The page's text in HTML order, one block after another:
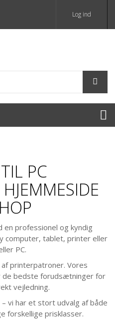
Log ind
PC
en professionel og kyndig
computer, tablet, printer eller
PC.
printerpatroner. Vores
de bedste forudsætninger for
vejledning.
vi har et stort udvalg af både
forskellige prisklasser.